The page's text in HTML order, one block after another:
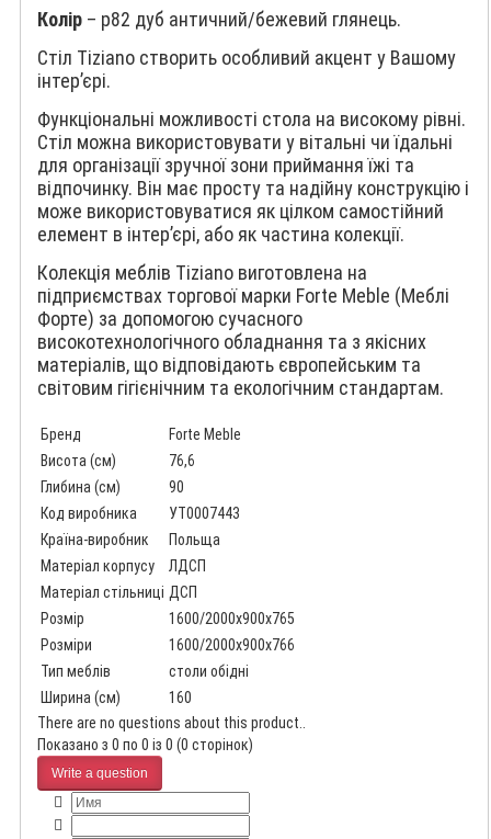
Колір – p82 дуб античний/бежевий глянець.
Стіл Tiziano створить особливий акцент у Вашому
інтер’єрі.
Функціональні можливості стола на високому рівні.
Стіл можна використовувати у вітальні чи їдальні
для організації зручної зони приймання їжі та
відпочинку. Він має просту та надійну конструкцію і
може використовуватися як цілком самостійний
елемент в інтер’єрі, або як частина колекції.
Колекція меблів Tiziano виготовлена на
підприємствах торгової марки Forte Meble (Меблі
Форте) за допомогою сучасного
високотехнологічного обладнання та з якісних
матеріалів, що відповідають європейським та
світовим гігієнічним та екологічним стандартам.
Бренд
Forte Meble
Висота (см)
76,6
Глибина (см)
90
Код виробника
УТ0007443
Країна-виробник
Польща
Матеріал корпусу
ЛДСП
Матеріал стільниці ДСП
Розмір
1600/2000x900x765
Розміри
1600/2000x900x766
Тип меблів
столи обідні
Ширина (см)
160
There are no questions about this product..
Показано з 0 по 0 із 0 (0 сторінок)
Write a question